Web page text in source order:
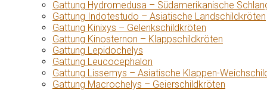
Gattung Hydromedusa – Südamerikanische
Gattung Indotestudo – Asiatische Landschildkröten
Gattung Kinixys – Gelenkschildkröten
Gattung Kinosternon – Klappschildkröten
Gattung Lepidochelys
Gattung Leucocephalon
Gattung Lissemys – Asiatische Klappen-
Gattung Macrochelys – Geierschildkröten